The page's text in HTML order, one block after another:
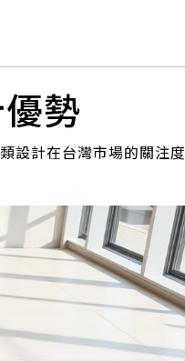
勢
設計在台灣市場的關注度